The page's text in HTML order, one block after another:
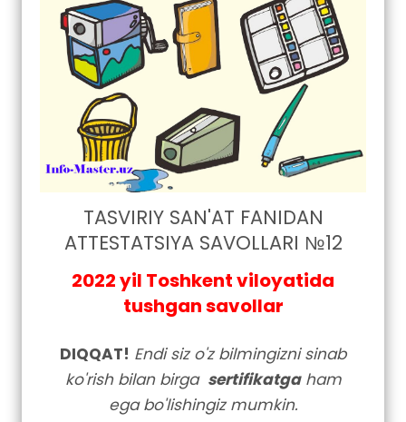
TASVIRIY SAN'AT FANIDAN
ATTESTATSIYA SAVOLLARI №12
2022 yil Toshkent viloyatida
tushgan savollar
DIQQAT! Endi siz o'z bilmingizni sinab
ko'rish bilan birga sertifikatgaham
ega bo'lishingiz mumkin.